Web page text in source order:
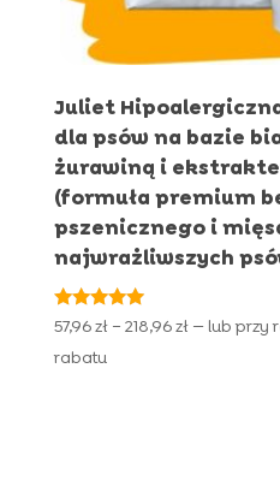
Juliet
dla psów na bazie
żurawiną i
(formuła premium
pszenicznego i
najwrażliwszych
Oceniono
5.00
na 5
57,96zł – 218,96złZakres
— lub przy
rabatu